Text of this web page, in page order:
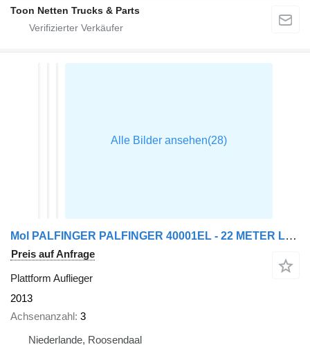
Toon Netten Trucks & Parts
Mol PALFINGER PALFINGER 40001EL - 22 METER LENGTH + REMOTE
Preis auf Anfrage
Plattform Auflieger
2013
Achsenanzahl 3
Niederlande, Roosendaal